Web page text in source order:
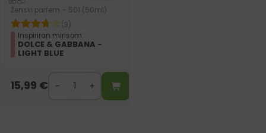
Ženski parfem – 501 (50ml)
(3)
Inspiriran mirisom:
DOLCE & GABBANA -
LIGHT BLUE
15,99 €